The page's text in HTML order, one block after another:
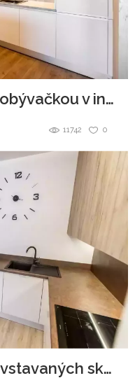
Realizácia kuchyne s obývačkou v industriálnom štýle
0
11742
Realizácia kuchyne a vstavaných skríň